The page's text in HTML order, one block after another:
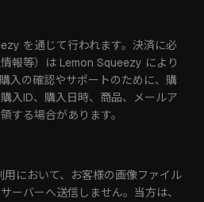
を通じて行われます。決済に必
報等）は Lemon Squeezy により
入の確認やサポートのために、購
入ID、購入日時、商品、メールア
する場合があります。
において、お客様の画像ファイル
ーバーへ送信しません。当方は、